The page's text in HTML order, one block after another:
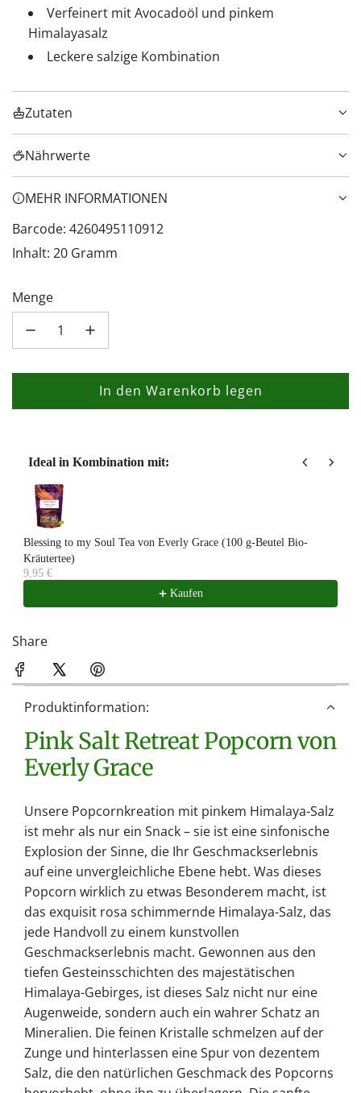
Verfeinert mit Avocadoöl und pinkem
Himalayasalz
Leckere salzige Kombination
Zutaten
Nährwerte
MEHR INFORMATIONEN
Barcode: 4260495110912
Inhalt: 20 Gramm
Menge
In den Warenkorb legen
L
.
Ideal in Kombination mit:
Use the Previous and Next buttons to navigate through product
Blessing to my Soul Tea von Everly Grace (100 g-Beutel Bio-
Kräutertee)
9,95 €
Kaufen
Share
Produktinformation:
Pink Salt Retreat Popcorn von
Everly Grace
Unsere Popcornkreation mit pinkem Himalaya-Salz
ist mehr als nur ein Snack – sie ist eine sinfonische
Explosion der Sinne, die Ihr Geschmackserlebnis
auf eine unvergleichliche Ebene hebt. Was dieses
Popcorn wirklich zu etwas Besonderem macht, ist
das exquisit rosa schimmernde Himalaya-Salz, das
jede Handvoll zu einem kunstvollen
Geschmackserlebnis macht. Gewonnen aus den
tiefen Gesteinsschichten des majestätischen
Himalaya-Gebirges, ist dieses Salz nicht nur eine
Augenweide, sondern auch ein wahrer Schatz an
Mineralien. Die feinen Kristalle schmelzen auf der
Zunge und hinterlassen eine Spur von dezentem
Salz, die den natürlichen Geschmack des Popcorns